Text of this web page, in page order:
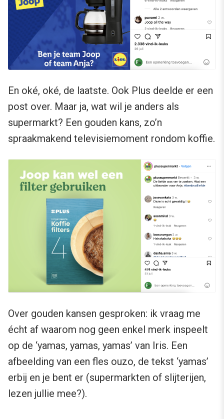
En oké, oké, de laatste. Ook Plus deelde er een
post over. Maar ja, wat wil je anders als
supermarkt? Een gouden kans, zo’n
spraakmakend televisiemoment rondom koffie.
Over gouden kansen gesproken: ik vraag me
écht af waarom nog geen enkel merk inspeelt
op de ‘yamas, yamas, yamas’ van Iris. Een
afbeelding van een fles ouzo, de tekst ‘yamas’
erbij en je bent er (supermarkten of slijterijen,
lezen jullie mee?).